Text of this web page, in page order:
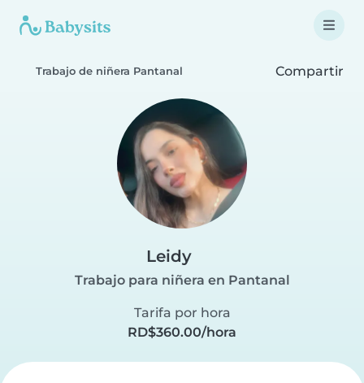
Trabajo de niñera Pantanal Compartir
Leidy
Trabajo para niñera en Pantanal
Tarifa por hora
RD$360.00/hora